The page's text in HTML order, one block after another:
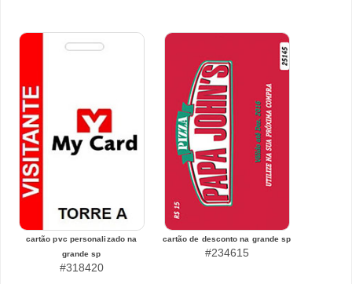
cartão pvc personalizado na
grande sp
#318420
cartão de desconto na grande sp
#234615